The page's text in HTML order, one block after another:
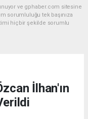
ve gphaber.com sitesine
sorumluluğu tek başınıza
hiçbir şekilde sorumlu
İlhan'ın